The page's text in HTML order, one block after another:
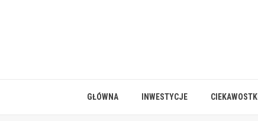
GŁÓWNA INWESTYCJE CIEKAWOSTKI